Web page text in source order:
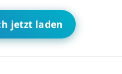
jetzt laden